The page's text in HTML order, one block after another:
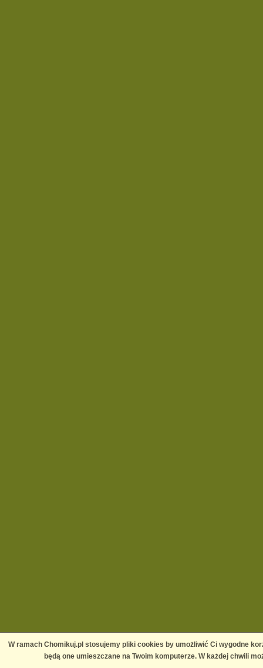
W ramach Chomikuj.pl stosujemy pliki cookies by umożliwić Ci wygodne
będą one umieszczane na Twoim komputerze. W każdej chwili